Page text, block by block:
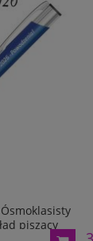
piszący